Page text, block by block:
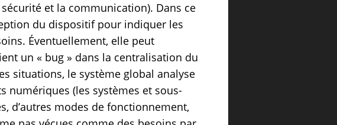
et la communication). Dans ce
du dispositif pour indiquer les
Éventuellement, elle peut
un « bug » dans la centralisation du
situations, le système global analyse
numériques (les systèmes et sous-
d’autres modes de fonctionnement,